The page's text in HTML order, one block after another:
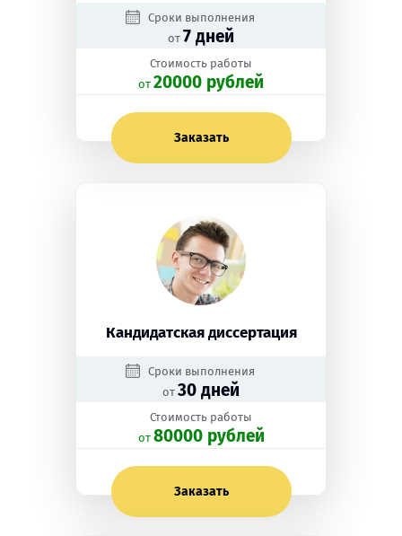
Сроки выполнения
от 7 дней
Стоимость работы
oт 20000 рублей
Заказать
Кандидатская диссертация
Сроки выполнения
от 30 дней
Стоимость работы
oт 80000 рублей
Заказать